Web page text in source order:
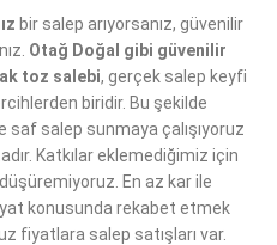
bir salep arıyorsanız, güvenilir
Otağ Doğal gibi güvenilir
toz salebi, gerçek salep keyfi
biridir. Bu şekilde
salep sunmaya çalışıyoruz
Katkılar eklemediğimiz için
En az kar ile
konusunda rekabet etmek
fiyatlara salep satışları var.